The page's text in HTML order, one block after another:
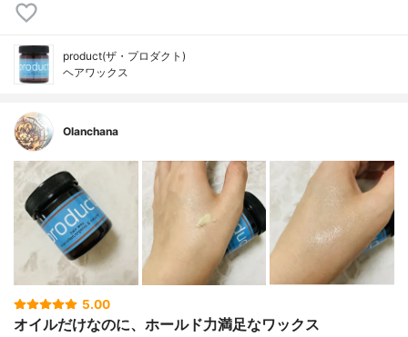
product(ザ・プロダクト)
ヘアワックス
Olanchana
5.00
オイルだけなのに、ホールド力満足なワックス